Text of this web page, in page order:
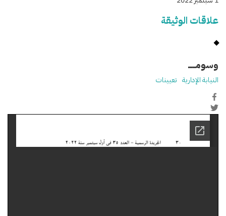
علاقات الوثيقة
وسومـــــ
النيابة الإدارية تعيينات